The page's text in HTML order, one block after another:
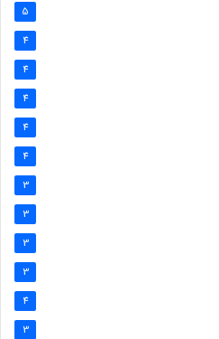
5
4
4
4
4
4
3
3
3
3
4
3